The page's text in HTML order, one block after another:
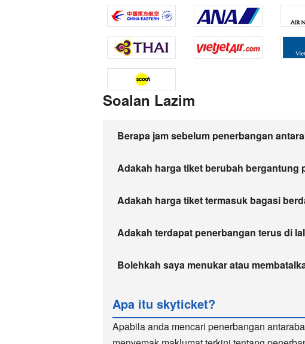
Soalan Lazim
Berapa jam sebelum penerbangan
Adakah harga tiket berubah bergantung
Adakah harga tiket termasuk bagasi
Adakah terdapat penerbangan terus di
Bolehkah saya menukar atau
Apa itu skyticket?
Apabila anda mencari penerbangan